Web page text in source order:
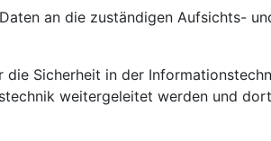
an die zuständigen Aufsichts-
die Sicherheit in der
weitergeleitet werden und